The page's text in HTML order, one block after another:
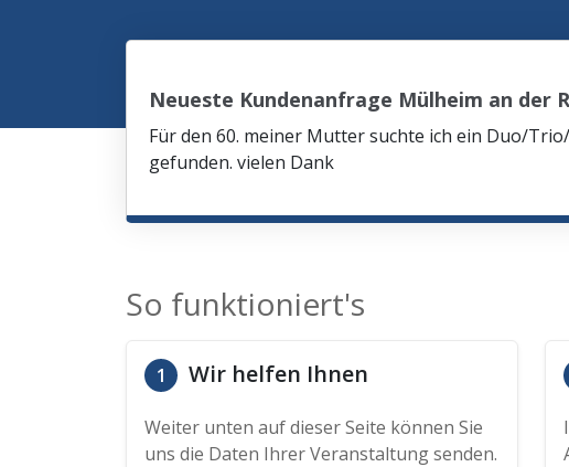
Neueste Kundenanfrage Mülheim an der
Für den 60. meiner Mutter suchte ich ein Duo/
gefunden. vielen Dank
So funktioniert's
1 Wir helfen Ihnen
Weiter unten auf dieser Seite können Sie
uns die Daten Ihrer Veranstaltung senden.